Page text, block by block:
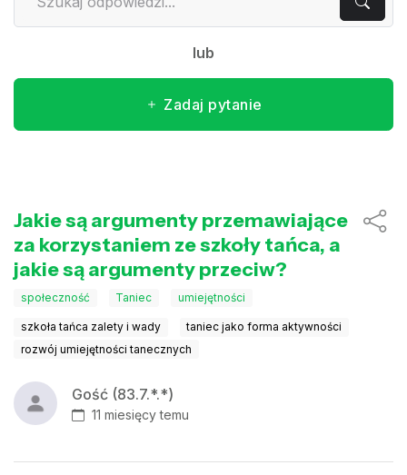
lub
Zadaj pytanie
Jakie są argumenty przemawiające
za korzystaniem ze szkoły tańca, a
jakie są argumenty przeciw?
społeczność Taniec umiejętności
szkoła tańca zalety i wady
taniec jako forma aktywności
rozwój umiejętności tanecznych
Gość (83.7.*.*)
11 miesięcy temu